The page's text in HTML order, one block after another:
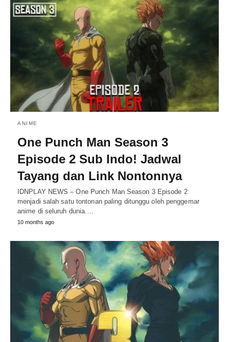
ANIME
One Punch Man Season 3
Episode 2 Sub Indo! Jadwal
Tayang dan Link Nontonnya
IDNPLAY NEWS – One Punch Man Season 3 Episode 2
menjadi salah satu tontonan paling ditunggu oleh penggemar
anime di seluruh dunia.…
10 months ago